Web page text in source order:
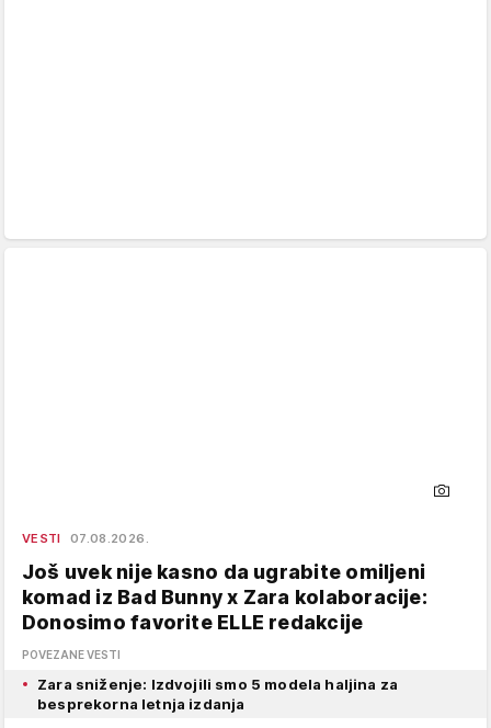
VESTI 07.08.2026.
Još uvek nije kasno da ugrabite omiljeni
komad iz Bad Bunny x Zara kolaboracije:
Donosimo favorite ELLE redakcije
POVEZANE VESTI
Zara sniženje: Izdvojili smo 5 modela haljina za
besprekorna letnja izdanja